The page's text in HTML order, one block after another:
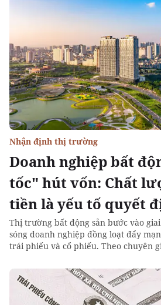
Doanh nghiệp bất
tốc" hút vốn: Chất
tiền là yếu tố quyết
Nhận định thị trường
Thị trường bất động sản bước vào
sóng doanh nghiệp đồng loạt đẩy
trái phiếu và cổ phiếu. Theo chuyên